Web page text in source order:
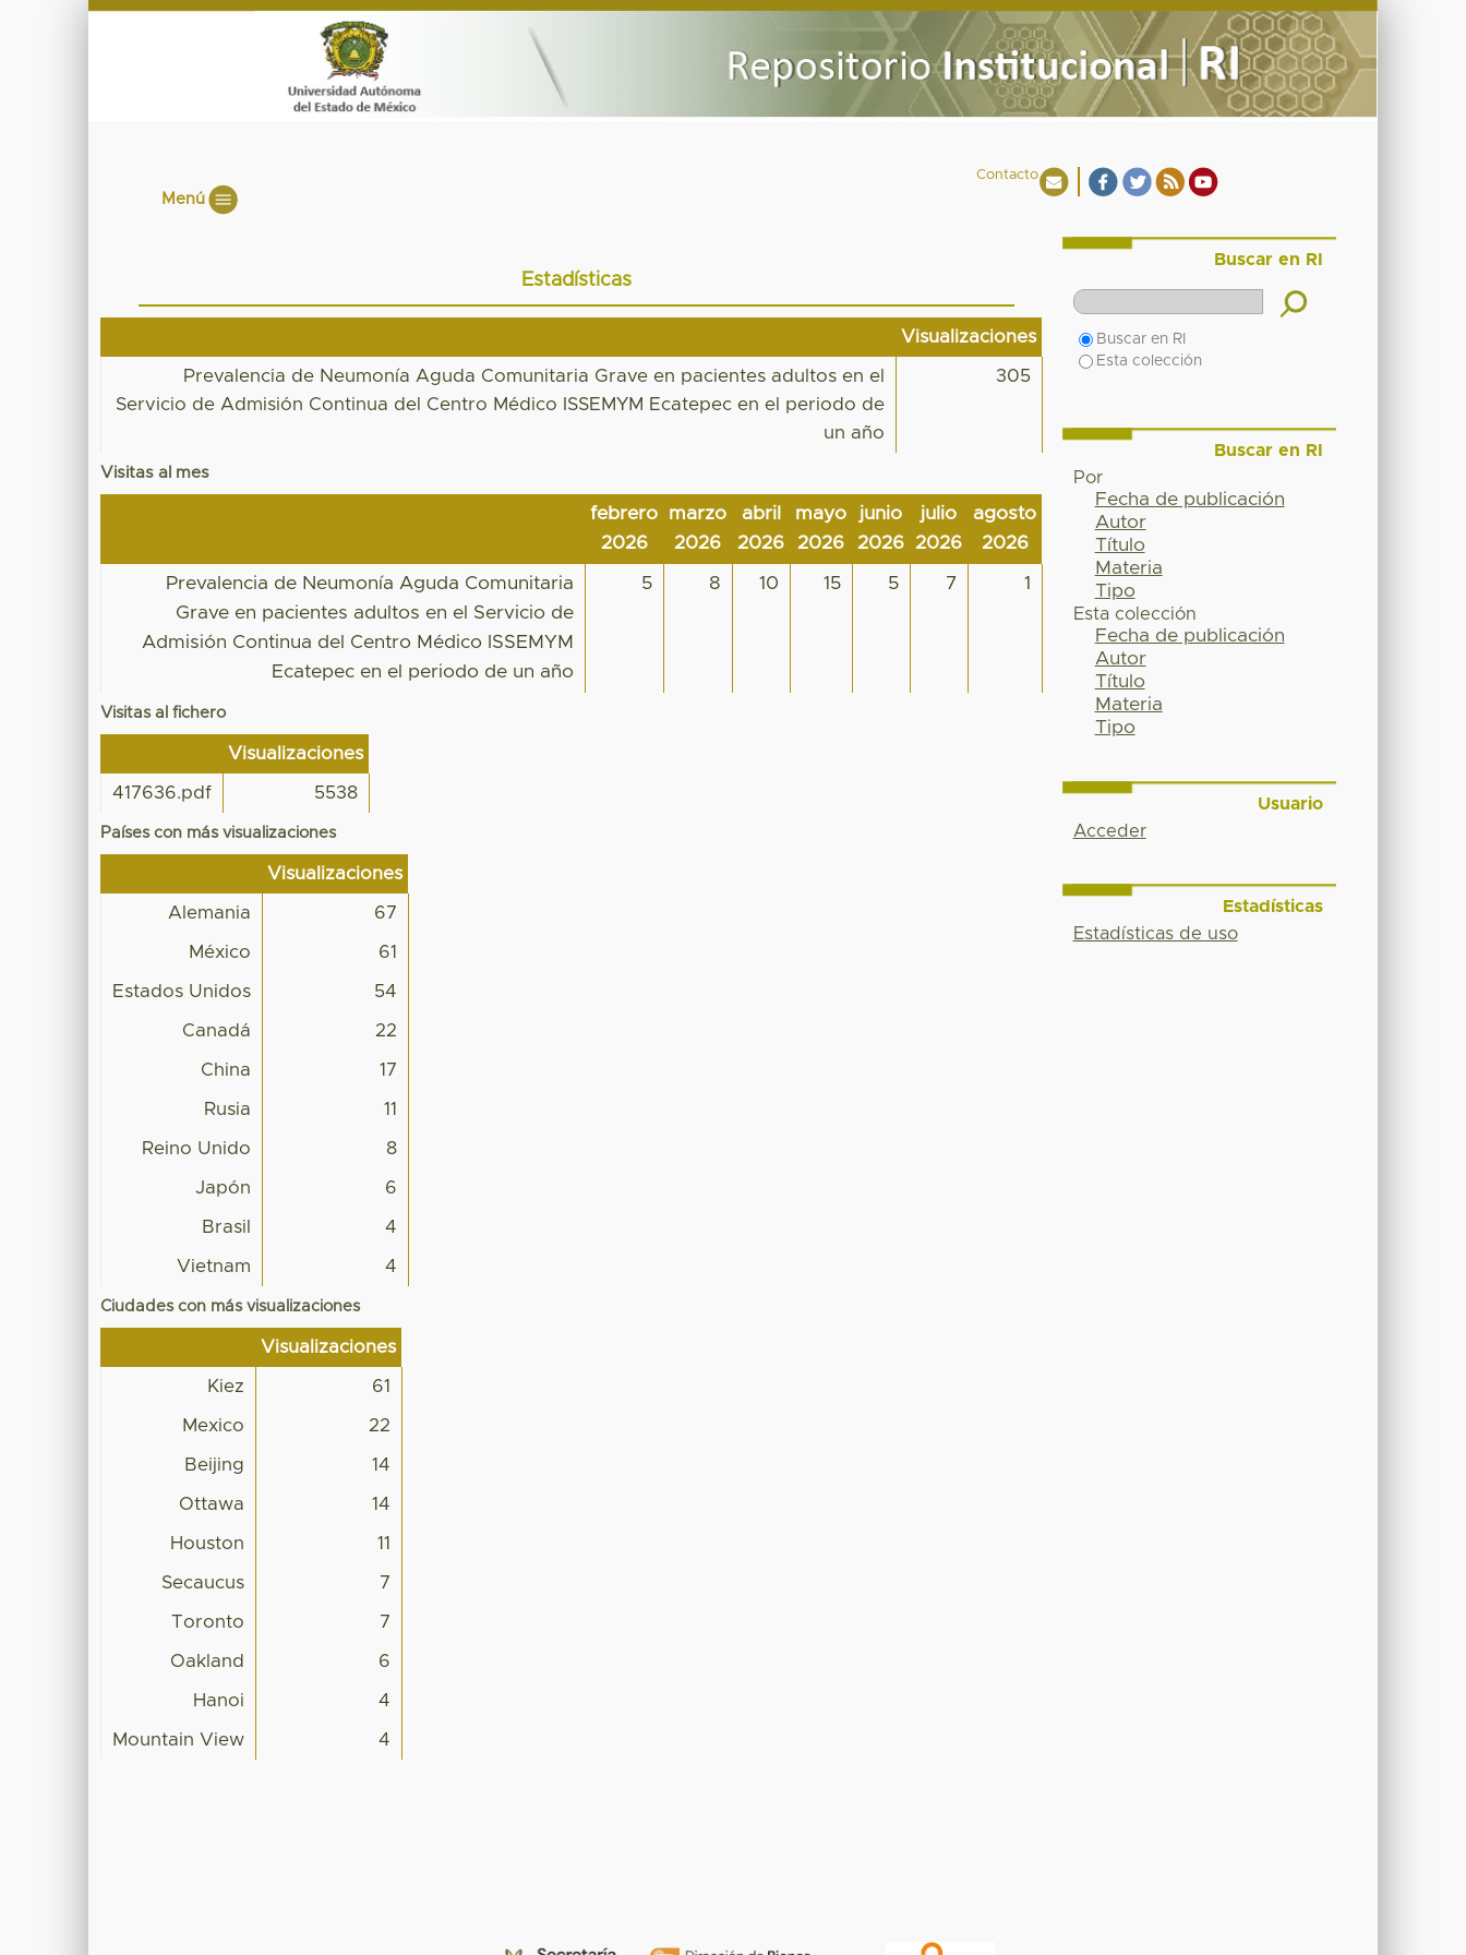
Contacto
Menú
Estadísticas
Visualizaciones
Prevalencia de Neumonía Aguda Comunitaria Grave en pacientes adultos en el
Servicio de Admisión Continua del Centro Médico ISSEMYM Ecatepec en el periodo de
un año
305
Visitas al mes
febrero
2026
marzo
2026
abril
2026
mayo
2026
junio
2026
julio
2026
agosto
2026
Prevalencia de Neumonía Aguda Comunitaria
Grave en pacientes adultos en el Servicio de
Admisión Continua del Centro Médico ISSEMYM
Ecatepec en el periodo de un año
5 8 10 15 5 7 1
Visitas al fichero
Visualizaciones
417636.pdf 5538
Países con más visualizaciones
Visualizaciones
Alemania 67
México 61
Estados Unidos 54
Canadá 22
China 17
Rusia 11
Reino Unido 8
Japón 6
Brasil 4
Vietnam 4
Ciudades con más visualizaciones
Visualizaciones
Kiez 61
Mexico 22
Beijing 14
Ottawa 14
Houston 11
Secaucus 7
Toronto 7
Oakland 6
Hanoi 4
Mountain View 4
Buscar en RI
Buscar en RI
Esta colección
Buscar en RI
Por
Fecha de publicación
Autor
Título
Materia
Tipo
Esta colección
Fecha de publicación
Autor
Título
Materia
Tipo
Usuario
Acceder
Estadísticas
Estadísticas de uso